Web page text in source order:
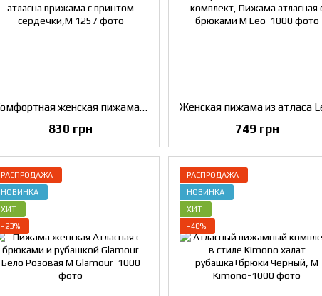
Комфортная женская пижама из нежного атласа, Женская атласна прижама с принтом сердечки,M
830 грн 749 грн
РАСПРОДАЖА
НОВИНКА
ХИТ
−23%
РАСПРОДАЖА
НОВИНКА
ХИТ
−40%